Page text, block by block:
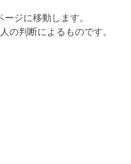
ジに移動します。
の判断によるものです。